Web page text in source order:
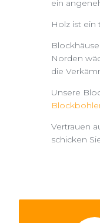
ein
Holz ist ein
Norden
die
Unsere
Vertrauen
schicken